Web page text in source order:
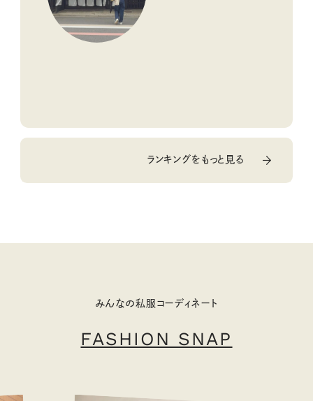
ランキングをもっと見る
みんなの私服コーディネート
FASHION SNAP